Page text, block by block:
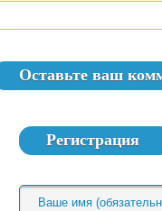
Оставьте ваш
Регистрация